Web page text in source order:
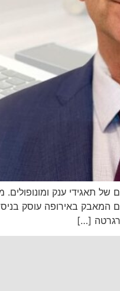
תאגידי ענק
המאבק באירופה עוסק
[…]